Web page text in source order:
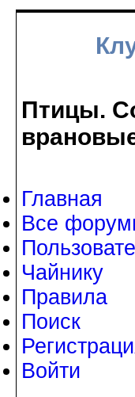
Птицы.
Главная
Все
Чайнику
Правила
Поиск
Войти